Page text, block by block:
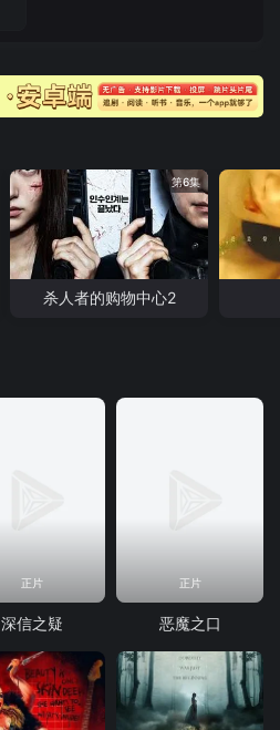
第6集
杀人者的购物中心2
正片
深信之疑
正片
恶魔之口